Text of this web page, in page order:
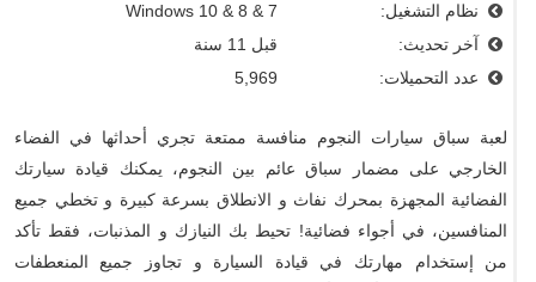
نظام التشغيل:
Windows 10 & 8 & 7
آخر تحديث:
قبل 11 سنة
عدد التحميلات:
5,969
لعبة سباق سيارات النجوم منافسة ممتعة تجري أحداثها في الفضاء
الخارجي على مضمار سباق عائم بين النجوم، يمكنك قيادة سيارتك
الفضائية المجهزة بمحرك نفاث و الانطلاق بسرعة كبيرة و تخطي جميع
المنافسين، في أجواء فضائية! تحيط بك النيازك و المذنبات، فقط تأكد
من إستخدام مهارتك في قيادة السيارة و تجاوز جميع المنعطفات